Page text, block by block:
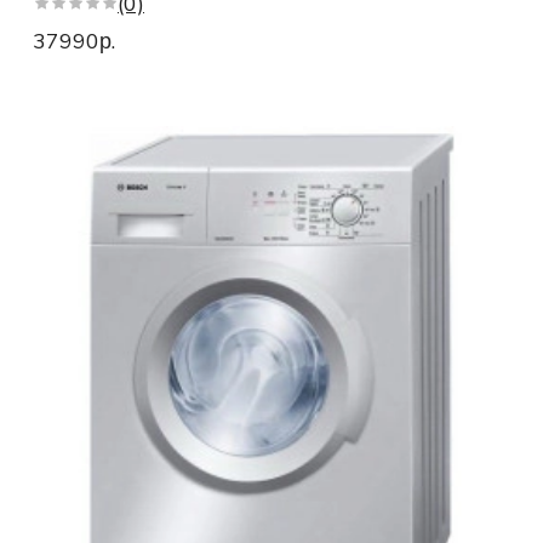
Стиральные машины автомат
Стиральные машины WLL
Стиральные машины WAN
Инвекторные стиральные машины
Узкие стиральные машины 6 serie
Стиральные машины serie 4 VarioPerfect
Стиральные машины VarioPerfect
37990р.